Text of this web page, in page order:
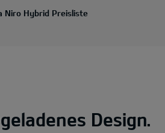
Niro Hybrid Preisliste
Design.